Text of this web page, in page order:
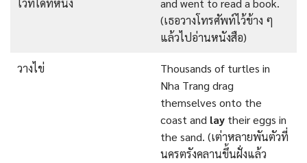
ไว้ที่ใดที่หนึ่ง
and went to read a book.
(เธอวางโทรศัพท์ไว้ข้าง ๆ
แล้วไปอ่านหนังสือ)
วางไข่
Thousands of turtles in
Nha Trang drag
themselves onto the
coast and lay their eggs in
the sand. (เต่าหลายพันตัวที่
นครตรังคลานขึ้นฝั่งแล้ว